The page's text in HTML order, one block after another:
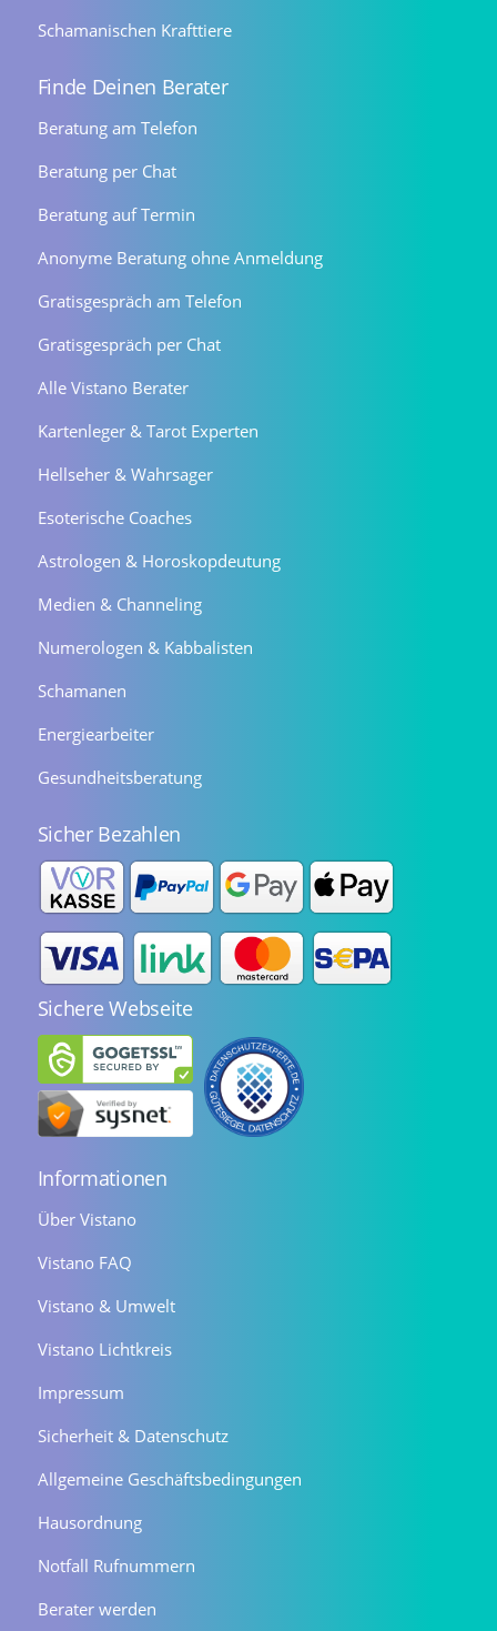
Schamanischen Krafttiere
Finde Deinen Berater
Beratung am Telefon
Beratung per Chat
Beratung auf Termin
Anonyme Beratung ohne Anmeldung
Gratisgespräch am Telefon
Gratisgespräch per Chat
Alle Vistano Berater
Kartenleger & Tarot Experten
Hellseher & Wahrsager
Esoterische Coaches
Astrologen & Horoskopdeutung
Medien & Channeling
Numerologen & Kabbalisten
Schamanen
Energiearbeiter
Gesundheitsberatung
Sicher Bezahlen
Sichere Webseite
Informationen
Über Vistano
Vistano FAQ
Vistano & Umwelt
Vistano Lichtkreis
Impressum
Sicherheit & Datenschutz
Allgemeine Geschäftsbedingungen
Hausordnung
Notfall Rufnummern
Berater werden